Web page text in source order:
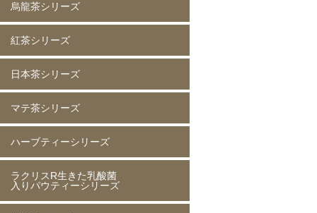
黒ウーロン茶 80g
黒ウーロン茶 250g
黒ウーロン茶 1kg
ジャスミンが香る
黒ウーロン茶 80g
ジャスミンが香る
黒ウーロン茶 250g
ジャスミンが香る
黒ウーロン茶 1kg
ピーチ黒ウーロン茶 80g
ピーチ黒ウーロン茶 250g
バニラ黒ウーロン茶 80g
アセロラ黒ウーロン茶 80g
烏龍茶シリーズ
烏龍茶 80g
烏龍茶 250g
烏龍茶 1kg
ピーチ烏龍茶 80g
カシス烏龍茶 80g
アップル烏龍茶 80g
マスカット烏龍茶 80g
紅茶シリーズ
ストレート紅茶 無糖 80g
ストレート紅茶 無糖 250g
ストレート紅茶 無糖 1kg
アールグレイ紅茶 80g
アールグレイ紅茶 250g
レモンティー 80g
レモンティー 250g
キャラメルティー 80g
キャラメルティー 250g
アップルティー 80g
アップルティー 250g
トロピカルティー 250g
ストロベリーティー 250g
日本茶シリーズ
緑茶 80g
緑茶 250g
緑茶 1kg
香りほうじ茶 80g
ほうじ茶 250g
香り麦茶 80g
麦茶 250g
香ばしい麦茶 1kg
抹茶入り玄米茶 80g
玄米茶 250g
マテ茶シリーズ
ローストマテ茶 80g
ローストマテ茶 250g
コーヒー風味マテ茶 80g
コーヒー風味マテ茶 250g
ミントマテ茶 80g
ミントマテ茶 250g
オレンジマテ茶 80g
レモンマテ茶 80g
ハーブティーシリーズ
ジャスミン茶 80g
ジャスミン茶 250g
ルイボスティー 50g
ルイボスティー 250g
ラクリスR生きた乳酸菌
入りパウティーシリーズ